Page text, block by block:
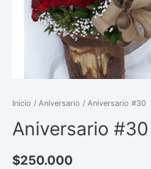
Inicio / Aniversario / Aniversario #30
Aniversario #30
$250.000